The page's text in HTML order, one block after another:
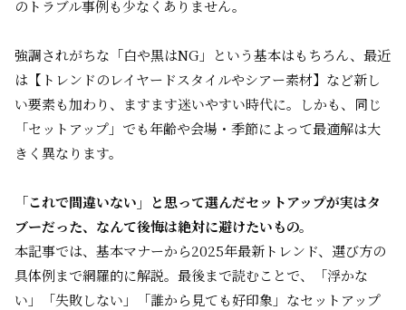
のトラブル事例も少なくありません。
強調されがちな「白や黒はNG」という基本はもちろん、最近
は【トレンドのレイヤードスタイルやシアー素材】など新し
い要素も加わり、ますます迷いやすい時代に。しかも、同じ
「セットアップ」でも年齢や会場・季節によって最適解は大
きく異なります。
「これで間違いない」と思って選んだセットアップが実はタ
ブーだった、なんて後悔は絶対に避けたいもの。
本記事では、基本マナーから2025年最新トレンド、選び方の
具体例まで網羅的に解説。最後まで読むことで、「浮かな
い」「失敗しない」「誰から見ても好印象」なセットアップ